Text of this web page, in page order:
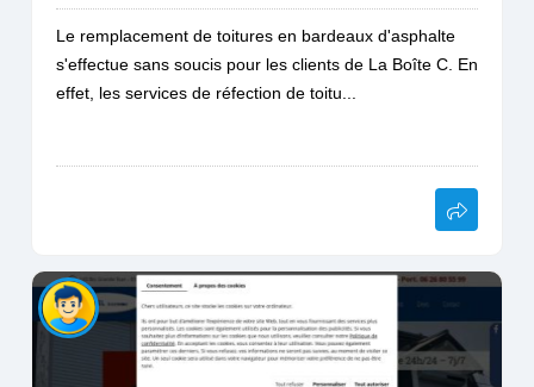
Le remplacement de toitures en bardeaux d'asphalte
s'effectue sans soucis pour les clients de La Boîte C. En
effet, les services de réfection de toitu...